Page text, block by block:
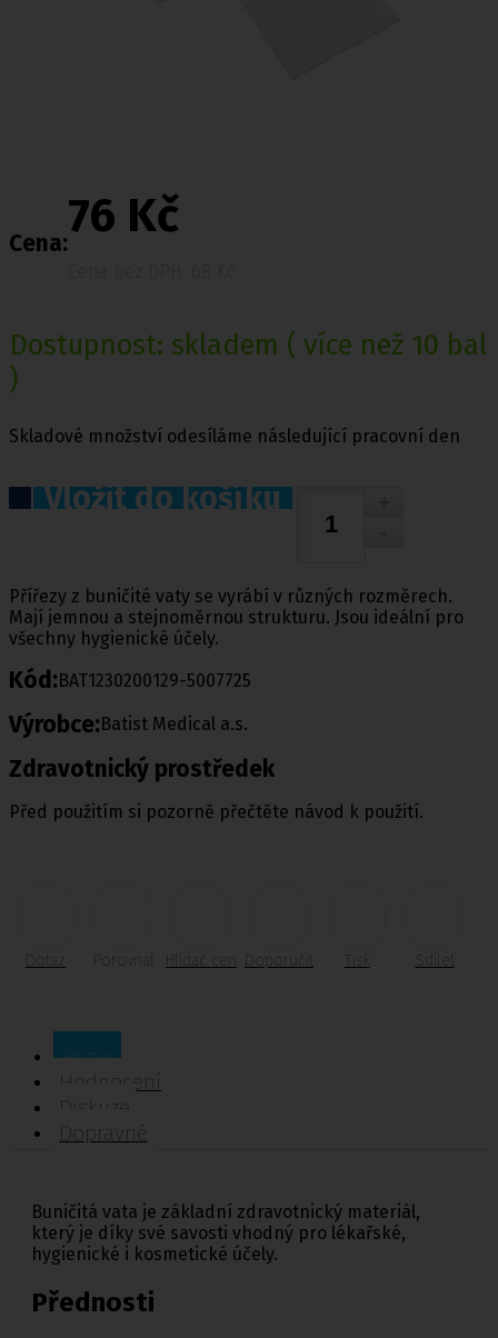
Cena:
76 Kč
Dostupnost: skladem ( více než 10 bal
)
Skladové množství odesíláme následující pracovní den
Vložit do košíku
Přířezy z buničité vaty se vyrábí v různých rozměrech.
Mají jemnou a stejnoměrnou strukturu. Jsou ideální pro
všechny hygienické účely.
Kód:BAT1230200129-5007725
Výrobce:Batist Medical a.s.
Zdravotnický prostředek
Před použitím si pozorně přečtěte návod k použití.
Dotaz Porovnat Doporučit Tisk Sdílet
Popis
Hodnocení
Diskuze
Dopravné
Buničitá vata je základní zdravotnický materiál,
který je díky své savosti vhodný pro lékařské,
hygienické i kosmetické účely.
Přednosti